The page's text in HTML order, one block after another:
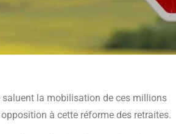
la mobilisation de ces millions
à cette réforme des retraites.